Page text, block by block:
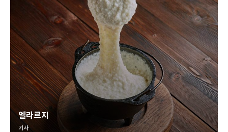
엘라르지
기사